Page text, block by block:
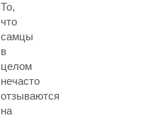
То,
что
самцы
в
целом
нечасто
отзываются
на